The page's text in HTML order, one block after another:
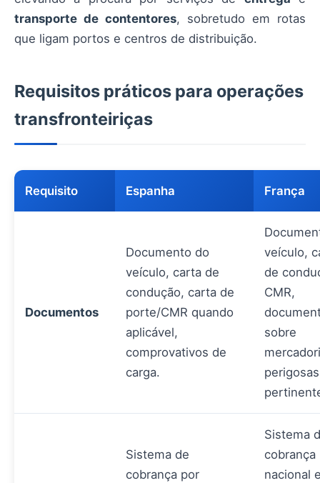
transporte de contentores, sobretudo em rotas
que ligam portos e centros de distribuição.
Requisitos práticos para operações
transfronteiriças
Requisito Espanha França
Documentos
Documento do
veículo, carta de
condução, carta de
porte/CMR quando
aplicável,
comprovativos de
carga.
veículo,
de
CMR,
sobre
Sistema de
cobrança por
Sistema
cobrança
nacional